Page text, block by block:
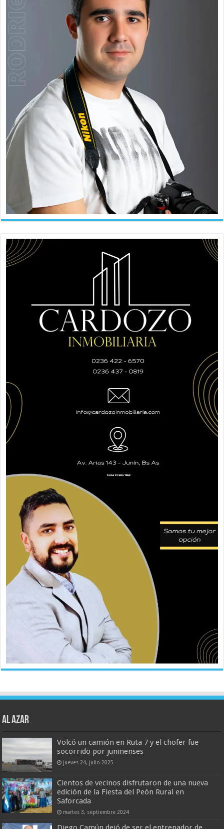
AL AZAR
Volcó un camión en Ruta 7 y el chofer fue
socorrido por juninenses
jueves 24, julio 2025
Cientos de vecinos disfrutaron de una nueva
edición de la Fiesta del Peón Rural en
Saforcada
martes 3, septiembre 2024